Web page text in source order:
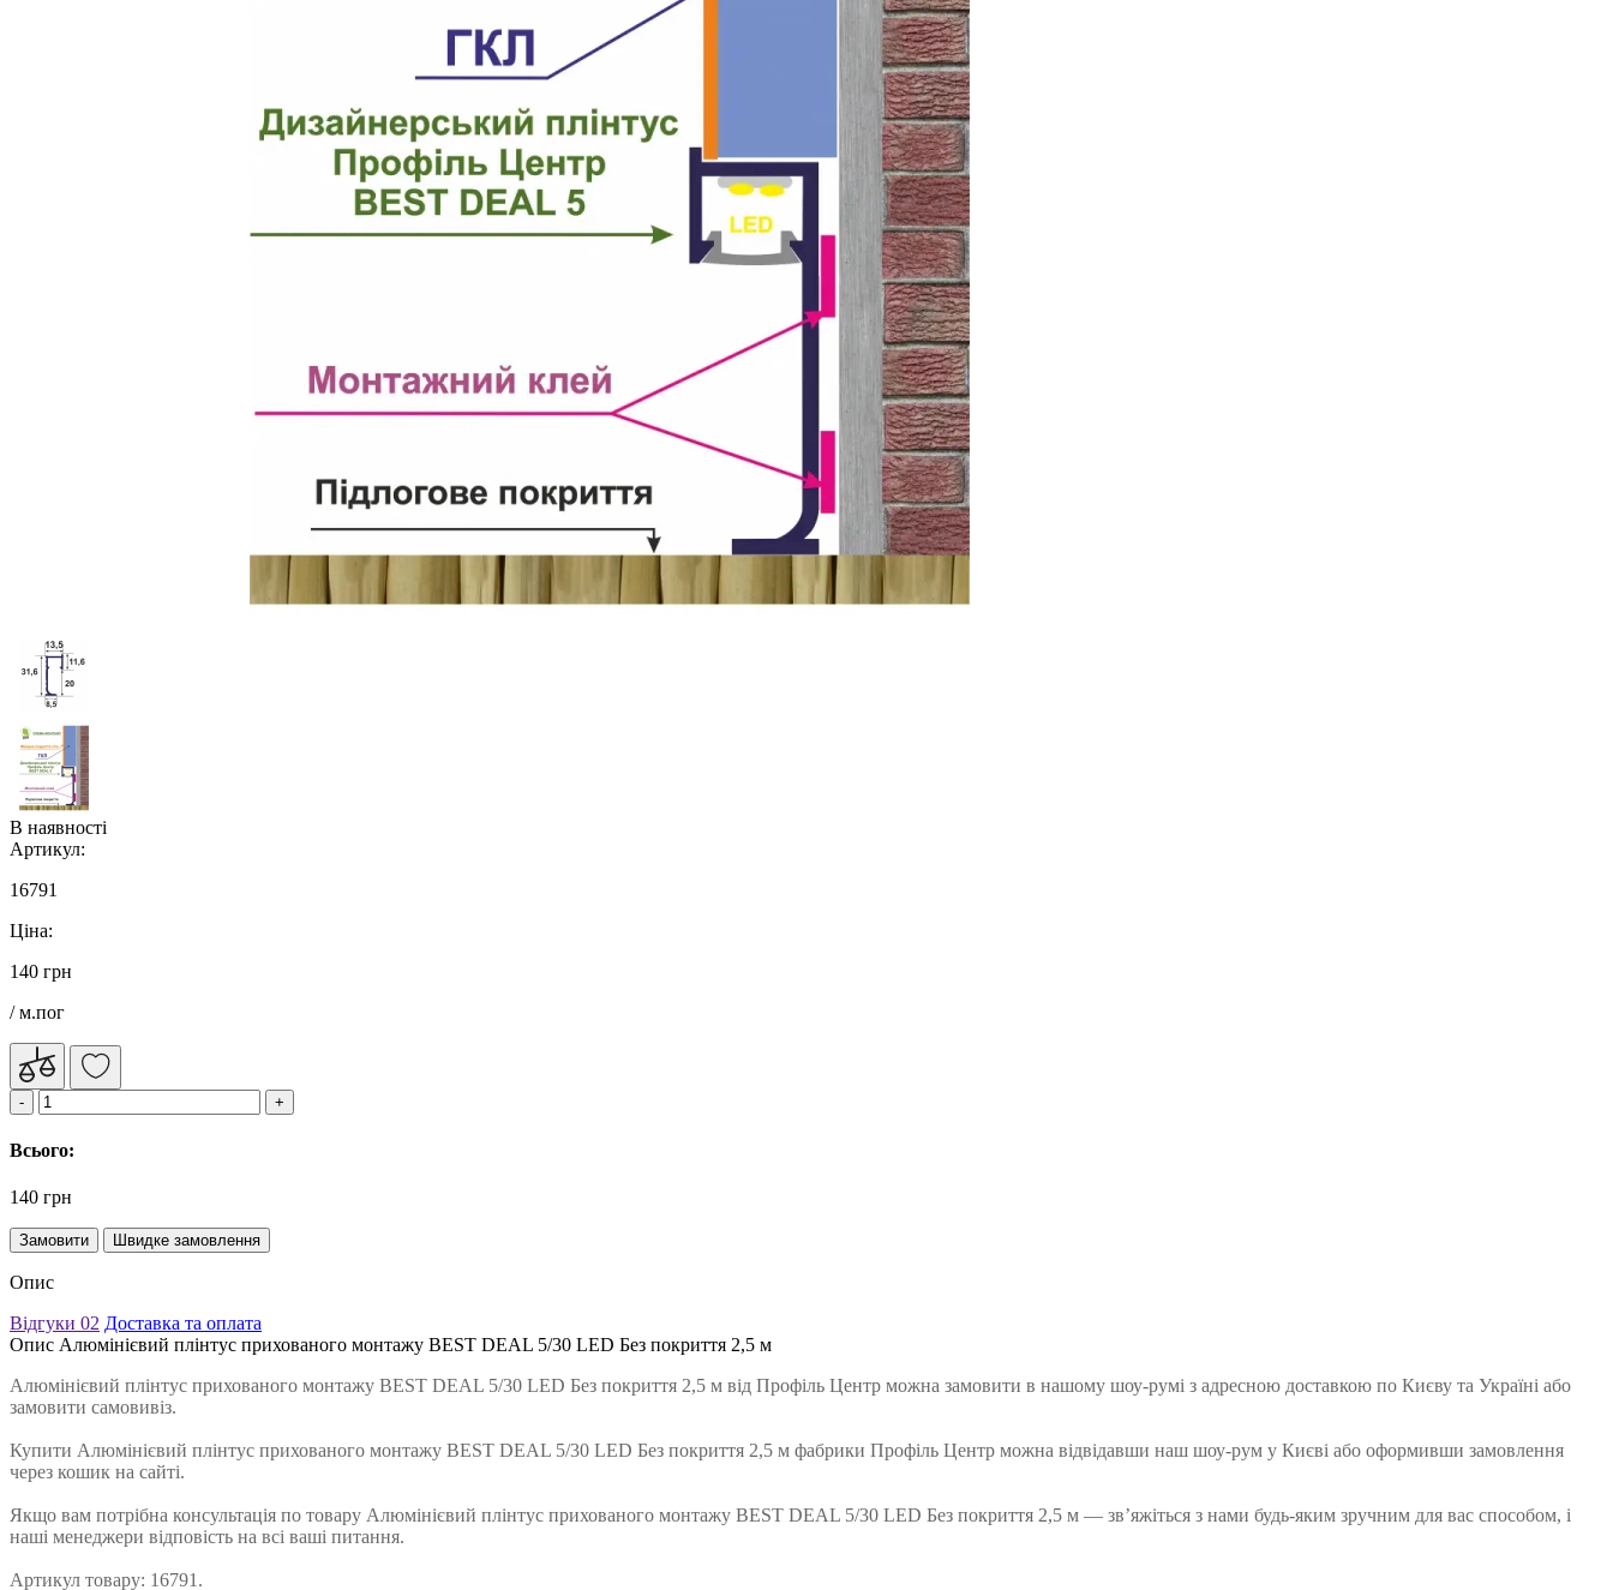
В наявності
Артикул:
16791
Ціна:
140 грн
/ м.пог
Всього:
140 грн
Замовити Швидке замовлення
Опис
Відгуки 02 Доставка та оплата
Опис Алюмінієвий плінтус прихованого монтажу BEST DEAL 5/30 LED Без покриття 2,5 м
Алюмінієвий плінтус прихованого монтажу BEST DEAL 5/30 LED Без покриття 2,5 м від Профiль Центр можна замовити в нашому шоу-румі з адресною доставкою по Києву та Україні або
замовити самовивіз.
Купити Алюмінієвий плінтус прихованого монтажу BEST DEAL 5/30 LED Без покриття 2,5 м фабрики Профiль Центр можна відвідавши наш шоу-рум у Києві або оформивши замовлення
через кошик на сайті.
Якщо вам потрібна консультація по товару Алюмінієвий плінтус прихованого монтажу BEST DEAL 5/30 LED Без покриття 2,5 м — зв’яжіться з нами будь-яким зручним для вас способом, і
наші менеджери відповість на всі ваші питання.
Артикул товару: 16791.